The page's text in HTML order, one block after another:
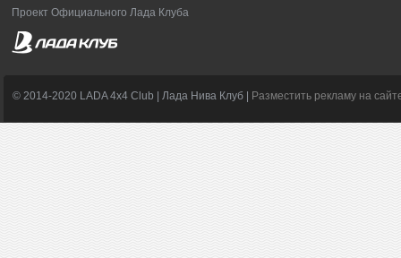
Проект Официального Лада Клуба
© 2014-2020 LADA 4x4 Club | Лада Нива Клуб | Разместить рекламу на